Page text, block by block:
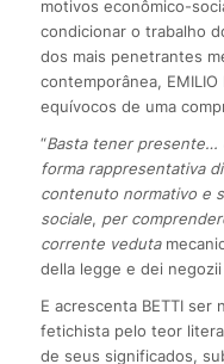
motivos econômico-
condicionar o trabalho
dos mais penetrantes
contemporânea,
equívocos de uma
“Basta tener presente…
forma rappresentativa
contenuto normativo e
sociale, per
corrente veduta
della legge e dei negozii
E acrescenta BETTI ser
fetichista pelo teor
de seus significados,